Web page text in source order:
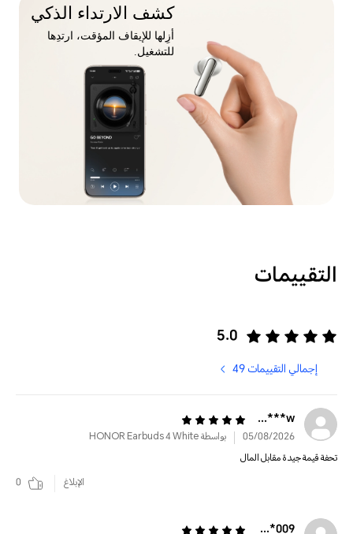
كشف الارتداء الذكي
أزِلها للإيقاف المؤقت، ارتدِها
للتشغيل.
التقييمات
5.0
إجمالي التقييمات 49
w********
05/08/2026
بواسطة HONOR Earbuds 4 White
تحفة قيمة جيدة مقابل المال
الإبلاغ
0
009*******7200